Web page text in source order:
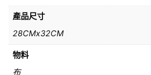
產品尺寸
28CMx32CM
物料
布